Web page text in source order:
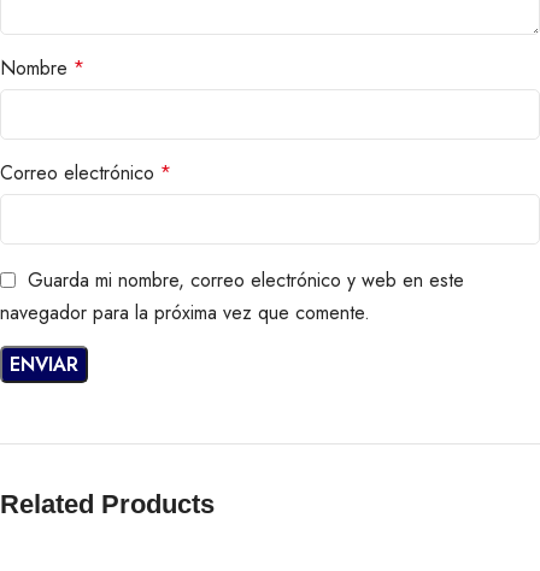
Nombre *
Correo electrónico *
Guarda mi nombre, correo electrónico y web en este
navegador para la próxima vez que comente.
Related Products